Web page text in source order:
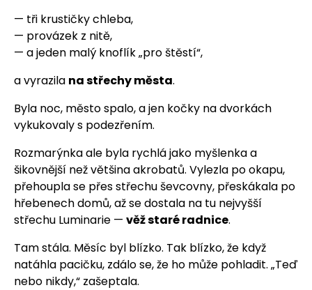
— tři krustičky chleba,
— provázek z nitě,
— a jeden malý knoflík „pro štěstí“,
a vyrazila na střechy města.
Byla noc, město spalo, a jen kočky na dvorkách
vykukovaly s podezřením.
Rozmarýnka ale byla rychlá jako myšlenka a
šikovnější než většina akrobatů. Vylezla po okapu,
přehoupla se přes střechu ševcovny, přeskákala po
hřebenech domů, až se dostala na tu nejvyšší
střechu Luminarie — věž staré radnice.
Tam stála. Měsíc byl blízko. Tak blízko, že když
natáhla pacičku, zdálo se, že ho může pohladit. „Teď
nebo nikdy,“ zašeptala.